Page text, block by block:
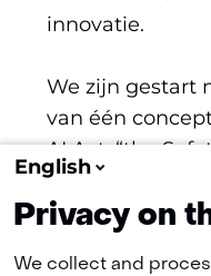
innovatie.
We zijn gestart
van één
AI Act: “the
FNS AI Act 6G
English
Privacy on
We collect and